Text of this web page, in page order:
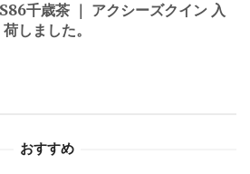
千歳茶 ｜ アクシーズクイン 入
荷しました。
おすすめ